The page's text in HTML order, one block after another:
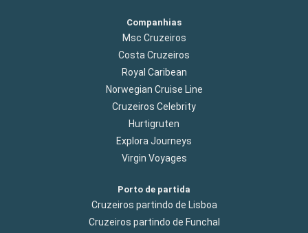
Companhias
Msc Cruzeiros
Costa Cruzeiros
Royal Caribean
Norwegian Cruise Line
Cruzeiros Celebrity
Hurtigruten
Explora Journeys
Virgin Voyages
Porto de partida
Cruzeiros partindo de Lisboa
Cruzeiros partindo de Funchal